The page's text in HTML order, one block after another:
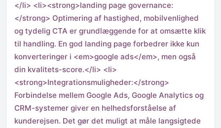
</li> <li><strong>landing page governance:
</strong> Optimering af hastighed, mobilvenlighed
og tydelig CTA er grundlæggende for at omsætte klik
til handling. En god landing page forbedrer ikke kun
konverteringer i <em>google ads</em>, men også
din kvalitets-score.</li> <li>
<strong>Integrationsmuligheder:</strong>
Forbindelse mellem Google Ads, Google Analytics og
CRM-systemer giver en helhedsforståelse af
kunderejsen. Det gør det muligt at måle langsigtede